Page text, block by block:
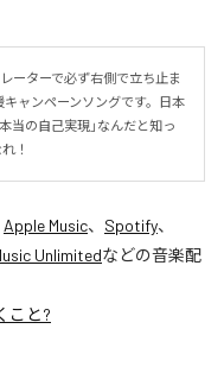
ーターで必ず右側で立ち止ま
ャンペーンソングです。日本
当の自己実現」なんだと知っ
！
Apple Music、 Spotify、
Unlimitedなどの音楽配
こと?